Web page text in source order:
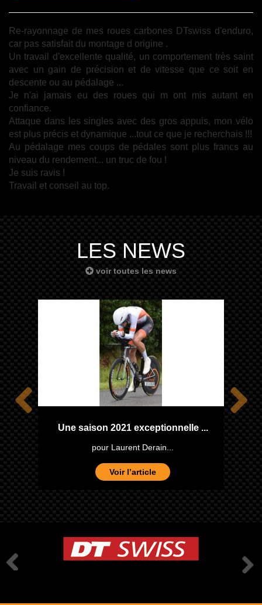
Re-rayonnage de mes roues carbones DTswiss d'enduro,
car pas satisfait du montage d origine .
Un travail d'excellente qualité, un comportement très saint
avec un gain de précision et de vitesse que ce soit en
descente ou au pédalage ...
Je n'ai jamais eu des roues qui m ont mis autant en
confiance.
Attaque dans les singles avec des gros appuis, mon vélo
est plus précis et dynamique ...tout ce que je recherchais !!!
Au pédalage mes coups de pédales sont plus francs au
niveau du rendement... un truc de fou !
Je suis ravis !
Travail et conseil au top.
LES NEWS
voir toutes les news
Une saison 2021 exceptionnelle ...
pour Laurent Derain...
Voir l’article